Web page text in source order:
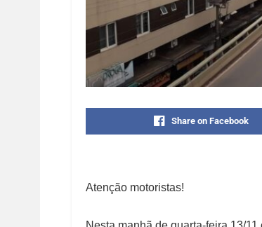
Share on Facebook
Atenção motoristas!